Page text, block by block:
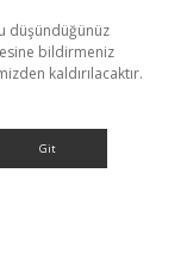
düşündüğünüz
bildirmeniz
kaldırılacaktır.